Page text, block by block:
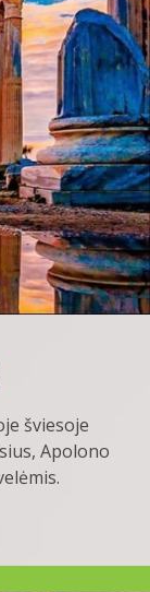
šviesoje
Apolono